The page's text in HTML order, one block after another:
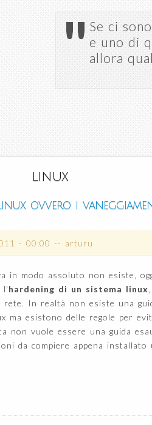
" Se ci
e uno di
allora
linux
ovvero i
- 00:00 -- arturu
in modo assoluto non esiste,
l'hardening di un sistema linux
rete. In realtà non esiste una
ma esistono delle regole per
non vuole essere una guida
da compiere appena installato